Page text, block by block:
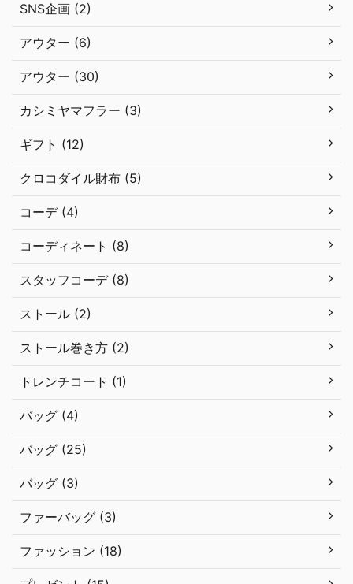
SNS企画 (2)
アウター (6)
アウター (30)
カシミヤマフラー (3)
ギフト (12)
クロコダイル財布 (5)
コーデ (4)
コーディネート (8)
スタッフコーデ (8)
ストール (2)
ストール巻き方 (2)
トレンチコート (1)
バッグ (4)
バッグ (25)
バッグ (3)
ファーバッグ (3)
ファッション (18)